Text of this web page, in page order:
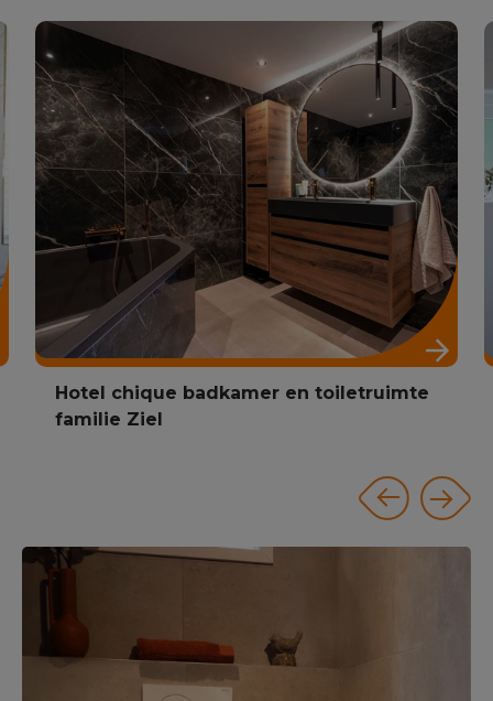
Hotel chique badkamer en toiletruimte
familie Ziel